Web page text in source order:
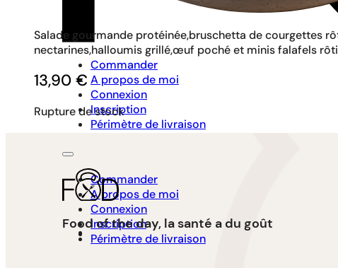
Commander
A propos de moi
Connexion
Inscription
Périmètre de livraison
Commander
A propos de moi
Connexion
Inscription
Périmètre de livraison
Salade gourmande protéinée,bruschetta de courgettes
nectarines,halloumis grillé,œuf poché et minis falafels
13,90 €
Rupture de stock
Food of the day, la santé a du goût